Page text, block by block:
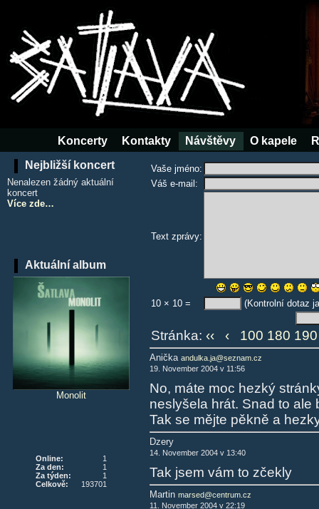
Koncerty Kontakty Návštěvy O kapele
Nejbližší koncert
Nenalezen žádný aktuální
koncert
Více zde…
Aktuální album
Monolit
Online:
1
Za den:
1
Za týden:
1
Celkově:
193701
Vaše jméno:
Váš e-mail:
Text zprávy:
10 × 10 = (Kontrolní dotaz
Stránka: ‹‹ ‹ 100 180 190
Anička andulka.ja@seznam.cz
19. November 2004 v 11:56
No, máte moc hezký
neslyšela hrát. Snad to
Tak se mějte pěkně a
Dzery
14. November 2004 v 13:40
Tak jsem vám to zčekly
Martin marsed@centrum.cz
11. November 2004 v 22:19